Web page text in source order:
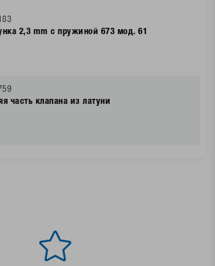
2,3 mm с пружиной 673 мод. 61
часть клапана из латуни